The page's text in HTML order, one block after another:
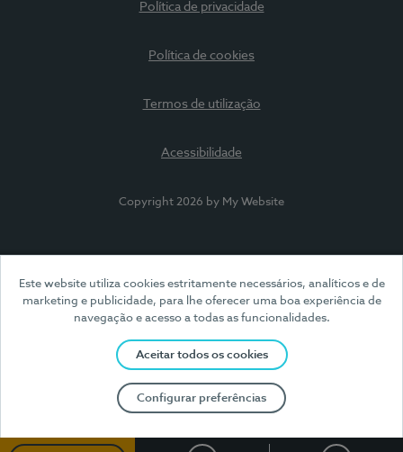
Este website utiliza cookies estritamente necessários, analíticos e de
marketing e publicidade, para lhe oferecer uma boa experiência de
navegação e acesso a todas as funcionalidades.
Aceitar todos os cookies
Configurar preferências
Política de privacidade
Política de cookies
Termos de utilização
Acessibilidade
Copyright 2026 by My Website